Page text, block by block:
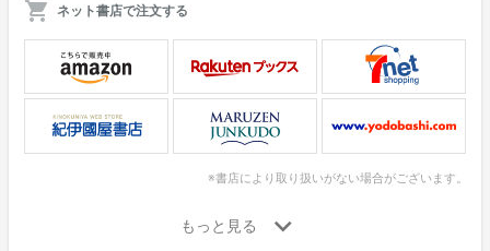
ネット書店で注文する
※書店により取り扱いがない場合がございます。